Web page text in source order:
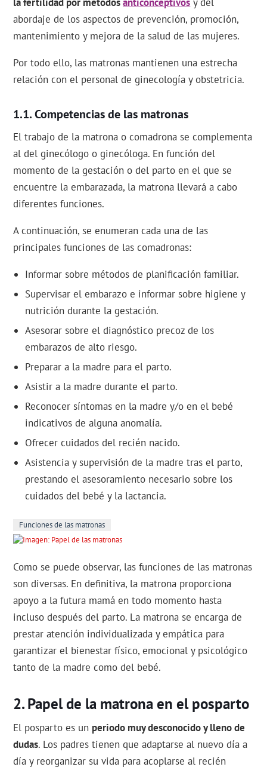
abordaje de los aspectos de prevención, promoción,
mantenimiento y mejora de la salud de las mujeres.
Por todo ello, las matronas mantienen una estrecha
relación con el personal de ginecología y obstetricia.
Competencias de las matronas
El trabajo de la matrona o comadrona se complementa
al del ginecólogo o ginecóloga. En función del
momento de la gestación o del parto en el que se
encuentre la embarazada, la matrona llevará a cabo
diferentes funciones.
A continuación, se enumeran cada una de las
principales funciones de las comadronas:
Informar sobre métodos de planificación familiar.
Supervisar el embarazo e informar sobre higiene y
nutrición durante la gestación.
Asesorar sobre el diagnóstico precoz de los
embarazos de alto riesgo.
Preparar a la madre para el parto.
Asistir a la madre durante el parto.
Reconocer síntomas en la madre y/o en el bebé
indicativos de alguna anomalía.
Ofrecer cuidados del recién nacido.
Asistencia y supervisión de la madre tras el parto,
prestando el asesoramiento necesario sobre los
cuidados del bebé y la lactancia.
Funciones de las matronas
Como se puede observar, las funciones de las matronas
son diversas. En definitiva, la matrona proporciona
apoyo a la futura mamá en todo momento hasta
incluso después del parto. La matrona se encarga de
prestar atención individualizada y empática para
garantizar el bienestar físico, emocional y psicológico
tanto de la madre como del bebé.
Papel de la matrona en el posparto
El posparto es un periodo muy desconocido y lleno de
dudas. Los padres tienen que adaptarse al nuevo día a
día y reorganizar su vida para acoplarse al recién